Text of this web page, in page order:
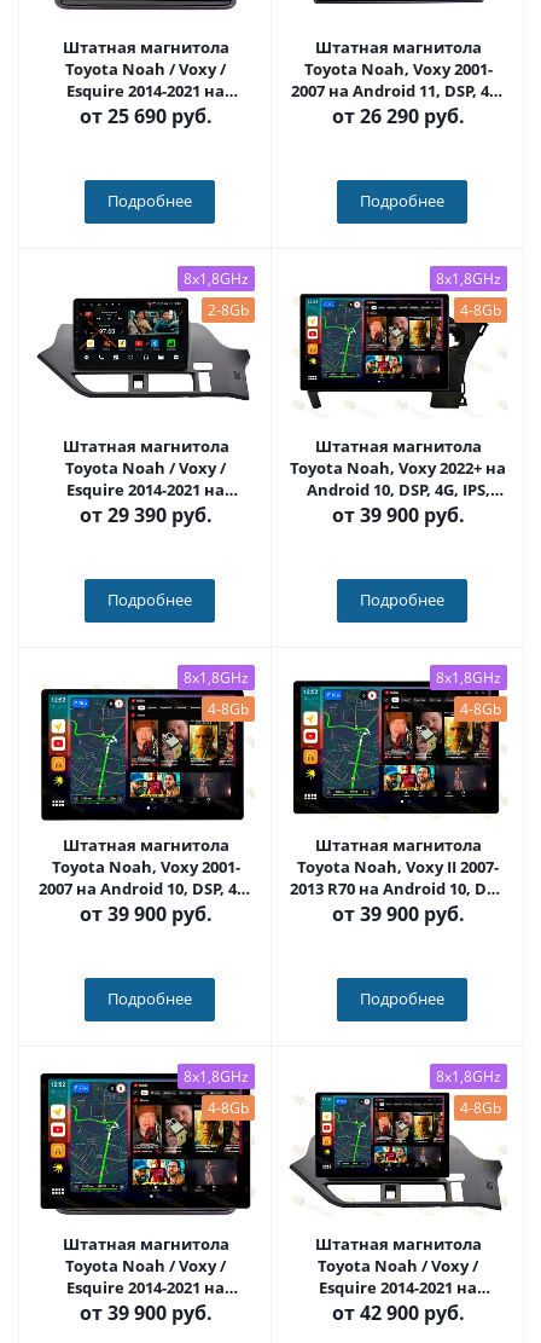
Штатная магнитола
Toyota Noah / Voxy /
Esquire 2014-2021 на
Android 11, DSP, 4G, IPS /
QLED 2K, Carplay - Cardrox
от25 690 руб.
Подробнее
Штатная магнитола
Toyota Noah, Voxy 2001-
2007 на Android 11, DSP, 4G,
IPS / QLED 2K, Carplay -
Cardrox CD-4465
от26 290 руб.
Подробнее
8x1,8GHz
2-8Gb
Штатная магнитола
Toyota Noah / Voxy /
Esquire 2014-2021 на
Android 11, DSP, 4G, IPS /
QLED 2K, Carplay - Cardrox
от29 390 руб.
Подробнее
8x1,8GHz
4-8Gb
Штатная магнитола
Toyota Noah, Voxy 2022+ на
Android 10, DSP, 4G, IPS,
Carplay - Cardrox CD-4820-
13 (11-13 дюймов)
от39 900 руб.
Подробнее
8x1,8GHz
4-8Gb
Штатная магнитола
Toyota Noah, Voxy 2001-
2007 на Android 10, DSP, 4G,
IPS, Carplay - Cardrox CD-
4465-13 (11-13 дюймов)
от39 900 руб.
Подробнее
8x1,8GHz
4-8Gb
Штатная магнитола
Toyota Noah, Voxy II 2007-
2013 R70 на Android 10, DSP,
4G, IPS, Carplay - Cardrox
CD-4337-13 (11-13 дюймов)
от39 900 руб.
Подробнее
8x1,8GHz
4-8Gb
Штатная магнитола
Toyota Noah / Voxy /
Esquire 2014-2021 на
Android 10, DSP, 4G, IPS,
Carplay - Cardrox CD-4295-
от39 900 руб.
8x1,8GHz
4-8Gb
Штатная магнитола
Toyota Noah / Voxy /
Esquire 2014-2021 на
Android 10, DSP, 4G, IPS,
Carplay - Cardrox CD-4979-
от42 900 руб.